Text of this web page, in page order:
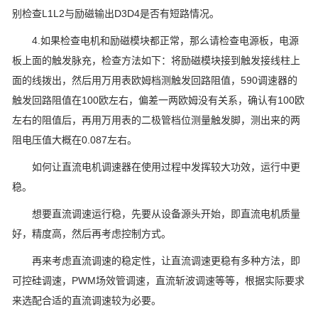
别检查L1L2与励磁输出D3D4是否有短路情况。
4.如果检查电机和励磁模块都正常，那么请检查电源板，电源
板上面的触发脉充，检查方法如下：将励磁模块接到触发接线柱上
面的线拨出，然后用万用表欧姆档测触发回路阻值，590调速器的
触发回路阻值在100欧左右，偏差一两欧姆没有关系，确认有100欧
左右的阻值后，再用万用表的二极管档位测量触发脚，测出来的两
阻电压值大概在0.087左右。
如何让直流电机调速器在使用过程中发挥较大功效，运行中更
稳。
想要直流调速运行稳，先要从设备源头开始，即直流电机质量
好，精度高，然后再考虑控制方式。
再来考虑直流调速的稳定性，让直流调速更稳有多种方法，即
可控硅调速，PWM场效管调速，直流斩波调速等等，根据实际要求
来选配合适的直流调速较为必要。